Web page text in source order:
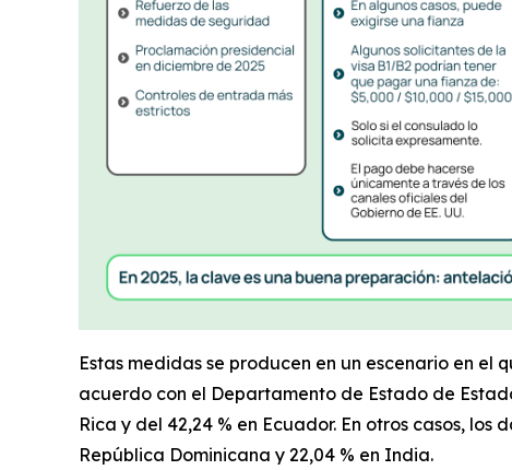
Estas medidas se producen en un escenario en
acuerdo con el Departamento de Estado de
Rica y del 42,24 % en Ecuador. En otros casos, los
República Dominicana y 22,04 % en India.